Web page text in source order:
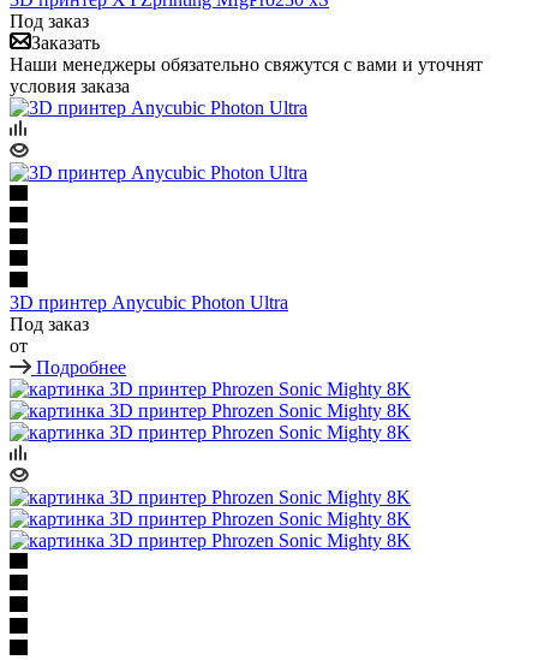
Под заказ
Заказать
Наши менеджеры обязательно свяжутся с вами и уточнят
условия заказа
3D принтер Anycubic Photon Ultra
Под заказ
от
Подробнее